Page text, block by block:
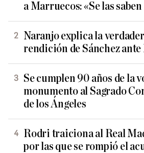
a Marruecos: «Se las
Naranjo explica la
rendición de Sánchez
Se cumplen 90 años de la
monumento al Sagrado
de los Ángeles
Rodri traiciona al Real
por las que se rompió el